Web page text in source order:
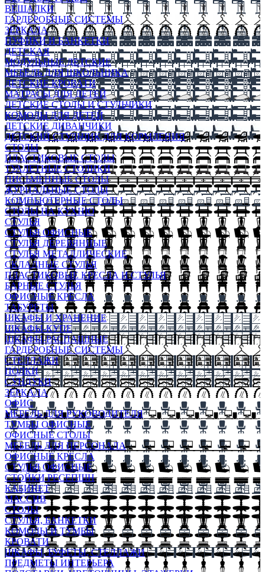
ВЕШАЛКИ
ГАРДЕРОБНЫЕ СИСТЕМЫ
ЗЕРКАЛА
ПУФИКИ И БАНКЕТКИ
ДЕТСКАЯ
МОДУЛЬНЫЕ ДЕТСКИЕ
МЕБЕЛЬ ДЛЯ ШКОЛЬНИКА
ДЕТСКИЕ КРОВАТИ
МАТРАСЫ ДЛЯ ДЕТЕЙ
ДЕТСКИЕ СТОЛЫ И СТУЛЬЧИКИ
КОМОДЫ ДЛЯ ДЕТЕЙ
ДЕТСКИЕ ДИВАНЧИКИ
ДЕТСКИЙ СТУЛЬЧИК ДЛЯ КОРМЛЕНИЯ
СТОЛЫ
ПЛАСТИКОВЫЕ СТОЛЫ
ТУАЛЕТНЫЕ СТОЛИКИ
ПИСЬМЕННЫЕ СТОЛЫ
ЖУРНАЛЬНЫЕ СТОЛЫ
КОМПЬЮТЕРНЫЕ СТОЛЫ
СТОЛЫ НА КУХНЮ
СТУЛЬЯ
СТУЛЬЯ ОФИСНЫЕ
СТУЛЬЯ ДЕРЕВЯННЫЕ
СТУЛЬЯ МЕТАЛЛИЧЕСКИЕ
СКЛАДНЫЕ СТУЛЬЯ
ПЛАСТИКОВЫЕ КРЕСЛА И СТУЛЬЯ
БАРНЫЕ СТУЛЬЯ
ОФИСНЫЕ КРЕСЛА
ТАБУРЕТЫ
ШКАФЫ И ХРАНЕНИЕ
ШКАФЫ-КУПЕ
ШКАФЫ-РАСПАШНЫЕ
ГАРДЕРОБНЫЕ СИСТЕМЫ
СТЕЛЛАЖИ
ПОЛКИ
СУНДУКИ
ЗЕРКАЛА
ОФИС
МЕБЕЛЬ ДЛЯ РУКОВОДИТЕЛЯ
ТУМБЫ ОФИСНЫЕ
ОФИСНЫЕ СТОЛЫ
МЕБЕЛЬ ДЛЯ ПЕРСОНАЛА
ОФИСНЫЕ КРЕСЛА
СТУЛЬЯ ОФИСНЫЕ
СТОЙКИ РЕСЕПШН
КАБИНЕТ
МАССИВ
СТОЛЫ
СТУЛЬЯ, БАНКЕТКИ
КОМОДЫ И ТУМБЫ
КРОВАТИ
ШКАФЫ, БУФЕТЫ, СТЕЛЛАЖИ
ПРЕДМЕТЫ ИНТЕРЬЕРА